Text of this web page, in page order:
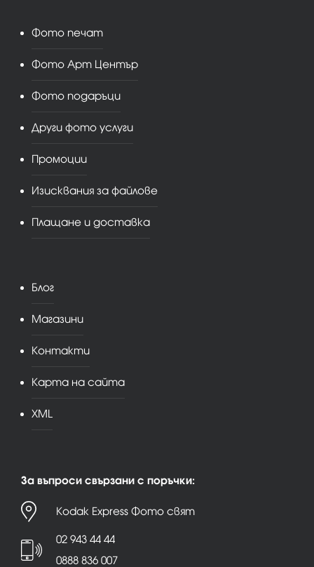
Фото печат
Фото Арт Център
Фото подаръци
Други фото услуги
Промоции
Изисквания за файлове
Плащане и доставка
Блог
Магазини
Контакти
Карта на сайта
XML
За въпроси свързани с поръчки:
Kodak Express Фото свят
02 943 44 44
0888 836 007